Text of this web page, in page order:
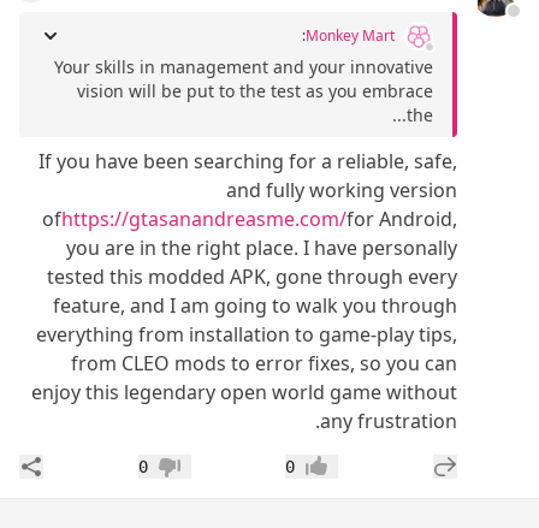
Monkey Mart
:
Your skills in management and your innovative
vision will be put to the test as you embrace
the...
If you have been searching for a reliable, safe,
and fully working version
ofhttps://gtasanandreasme.com/for Android,
you are in the right place. I have personally
tested this modded APK, gone through every
feature, and I am going to walk you through
everything from installation to game-play tips,
from CLEO mods to error fixes, so you can
enjoy this legendary open world game without
any frustration.
إضافة رد جديد إعجاب0 عدم إعجاب
0